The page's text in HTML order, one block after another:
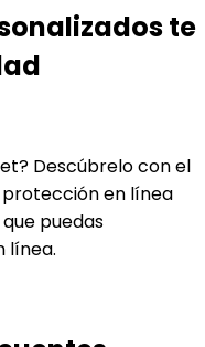
te
Descúbrelo con el
protección en línea
puedas
línea.